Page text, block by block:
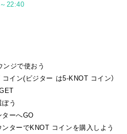
22:40
ジで使おう
イン(ビジター は5-KNOT コイン）
GET
う
ーへGO
ターでKNOT コインを購入しよう